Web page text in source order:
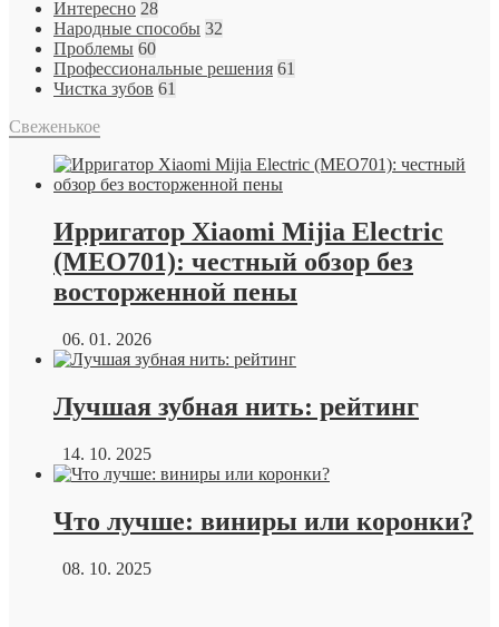
Интересно 28
Народные способы 32
Проблемы 60
Профессиональные решения 61
Чистка зубов 61
Свеженькое
Ирригатор Xiaomi Mijia Electric
(MEO701): честный обзор без
восторженной пены
06. 01. 2026
Лучшая зубная нить: рейтинг
14. 10. 2025
Что лучше: виниры или коронки?
08. 10. 2025